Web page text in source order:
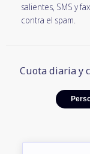
salientes, SMS y
contra el spam.
Cuota diaria y